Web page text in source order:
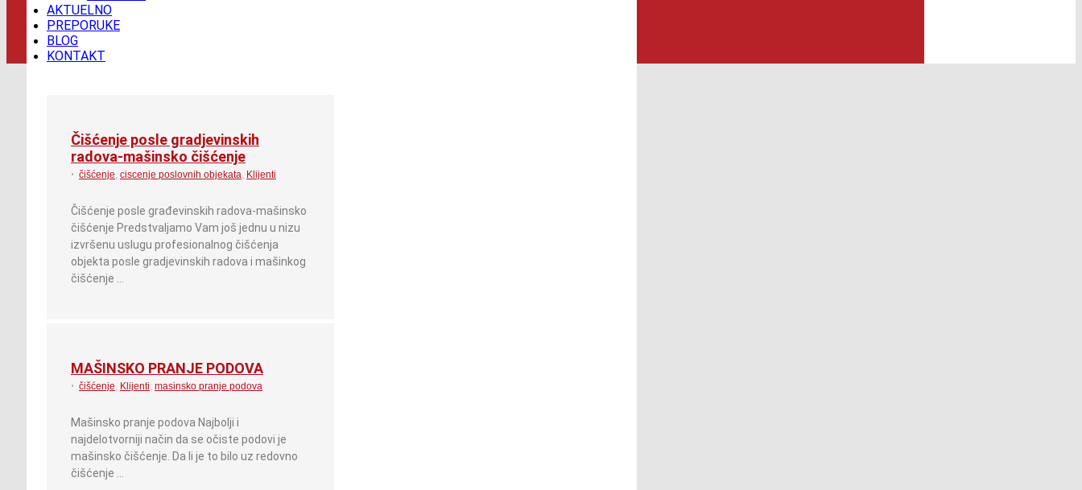
AKTUELNO
PREPORUKE
BLOG
KONTAKT
Čišćenje posle gradjevinskih
radova-mašinsko čišćenje
• čišćenje, ciscenje poslovnih objekata, Klijenti
Čišćenje posle građevinskih radova-mašinsko
čišćenje Predstvaljamo Vam još jednu u nizu
izvršenu uslugu profesionalnog čišćenja
objekta posle gradjevinskih radova i mašinkog
čišćenje …
MAŠINSKO PRANJE PODOVA
• čišćenje, Klijenti, masinsko pranje podova
Mašinsko pranje podova Najbolji i
najdelotvorniji način da se očiste podovi je
mašinsko čišćenje. Da li je to bilo uz redovno
čišćenje …